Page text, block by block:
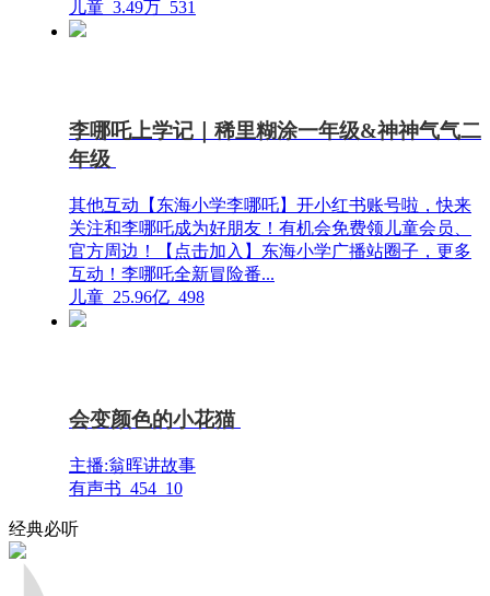
儿童 3.49万 531
李哪吒上学记｜稀里糊涂一年级&神神气气二
年级
其他互动【东海小学李哪吒】开小红书账号啦，快来
关注和李哪吒成为好朋友！有机会免费领儿童会员、
官方周边！【点击加入】东海小学广播站圈子，更多
互动！李哪吒全新冒险番...
儿童 25.96亿 498
会变颜色的小花猫
主播:翁晖讲故事
有声书 454 10
经典必听